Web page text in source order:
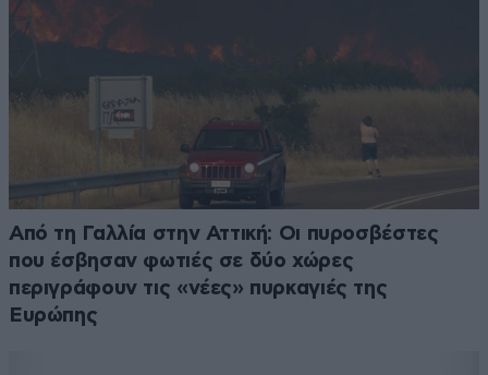
Από τη Γαλλία στην Αττική: Οι πυροσβέστες
που έσβησαν φωτιές σε δύο χώρες
περιγράφουν τις «νέες» πυρκαγιές της
Ευρώπης